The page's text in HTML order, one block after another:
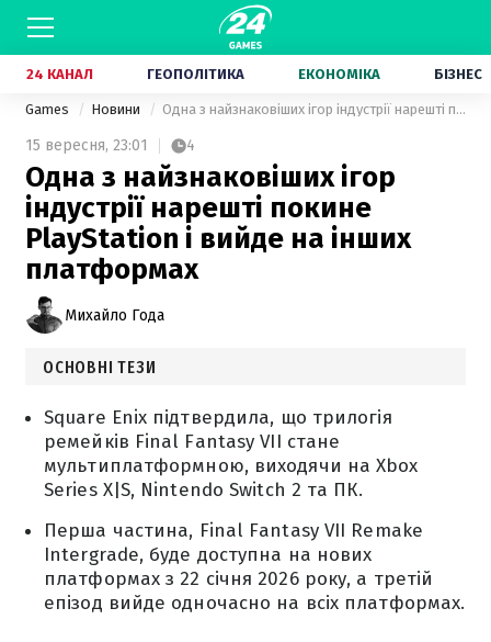
24 КАНАЛ ГЕОПОЛІТИКА ЕКОНОМІКА БІЗНЕС
Games Новини Одна з найзнаковіших ігор індустрії нарешті покине PlayStation і вийде на інших платформах
15 вересня, 23:01 4
Одна з найзнаковіших ігор
індустрії нарешті покине
PlayStation і вийде на інших
платформах
Михайло Года
ОСНОВНІ ТЕЗИ
Square Enix підтвердила, що трилогія
ремейків Final Fantasy VII стане
мультиплатформною, виходячи на Xbox
Series X|S, Nintendo Switch 2 та ПК.
Перша частина, Final Fantasy VII Remake
Intergrade, буде доступна на нових
платформах з 22 січня 2026 року, а третій
епізод вийде одночасно на всіх платформах.